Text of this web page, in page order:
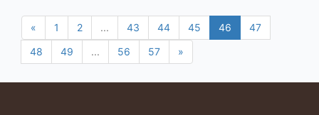
« 1 2 ... 43 44 45 46
47
48
49 ... 56 57 »